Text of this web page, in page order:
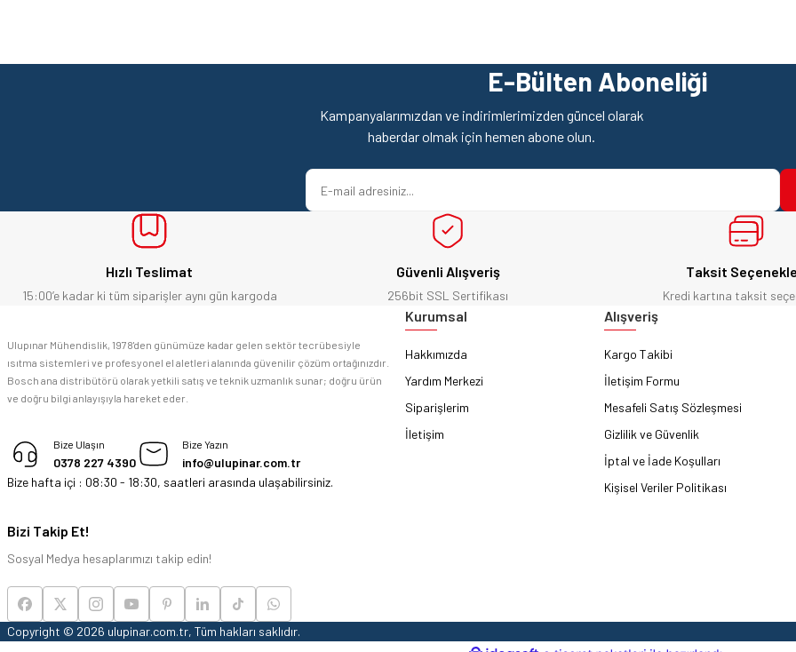
Yorum Yaz
Soru Sor
Bosch marka alet alacaksam kesinlikle adresim Ulupınar.com.tr
M... K... | 04/05/2026
E-Bülten Aboneliği
Kampanyalarımızdan ve indirimlerimizden güncel olarak
haberdar olmak için hemen abone olun.
Hızlı Teslimat
15:00’e kadar ki tüm siparişler aynı gün kargoda
Güvenli Alışveriş
256bit SSL Sertifikası
Taksit
Kredi kartına taksit
Ulupınar Mühendislik, 1978'den günümüze kadar gelen sektör tecrübesiyle
ısıtma sistemleri ve profesyonel el aletleri alanında güvenilir çözüm ortağınızdır.
Bosch ana distribütörü olarak yetkili satış ve teknik uzmanlık sunar; doğru ürün
ve doğru bilgi anlayışıyla hareket eder.
Bize Ulaşın
0378 227 4390
Bize Yazın
info@ulupinar.com.tr
Bize hafta içi : 08:30 - 18:30, saatleri arasında ulaşabilirsiniz.
Bizi Takip Et!
Sosyal Medya hesaplarımızı takip edin!
Kurumsal
Hakkımızda
Yardım Merkezi
Siparişlerim
İletişim
Alışveriş
Kargo Takibi
İletişim Formu
Mesafeli Satış Sözleşmesi
Gizlilik ve Güvenlik
İptal ve İade Koşulları
Kişisel Veriler Politikası
Copyright © 2026 ulupinar.com.tr, Tüm hakları saklıdır.